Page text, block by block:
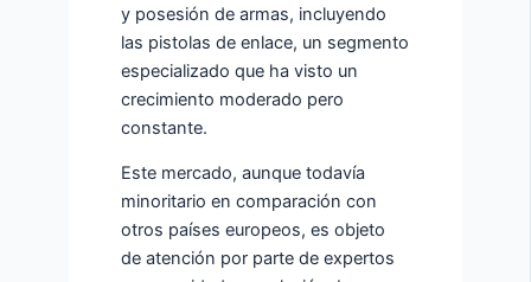
y posesión de armas, incluyendo
las pistolas de enlace, un segmento
especializado que ha visto un
crecimiento moderado pero
constante.
Este mercado, aunque todavía
minoritario en comparación con
otros países europeos, es objeto
de atención por parte de expertos